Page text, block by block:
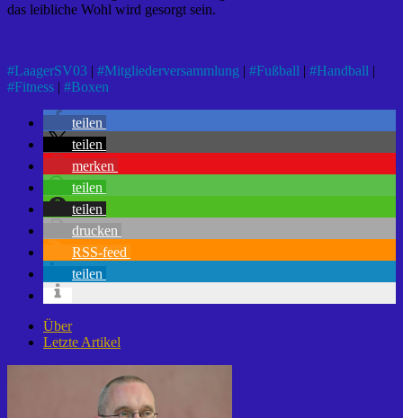
das leibliche Wohl wird gesorgt sein.
#LaagerSV03 | #Mitgliederversammlung | #Fußball | #Handball |
#Fitness | #Boxen
teilen
teilen
merken
teilen
teilen
drucken
RSS-feed
teilen
Über
Letzte Artikel